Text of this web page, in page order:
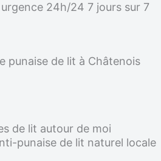
24h/24 7 jours sur 7
punaise de lit à Châtenois
de lit autour de moi
punaise de lit naturel locale